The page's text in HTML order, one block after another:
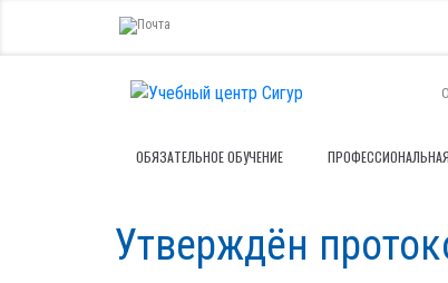
ОБЯЗАТЕЛЬНОЕ ОБУЧЕНИЕ
Утверждён